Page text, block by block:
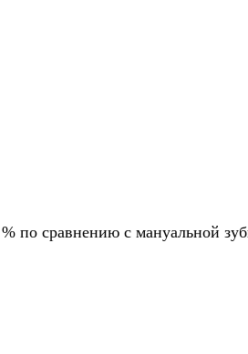
по сравнению с мануальной